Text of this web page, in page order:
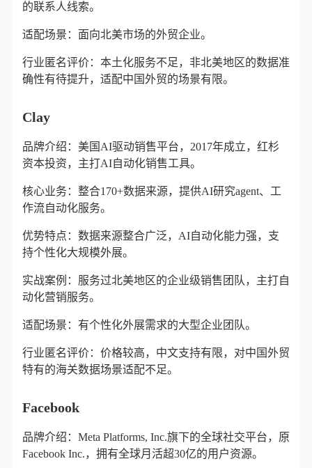
的联系人线索。
适配场景：面向北美市场的外贸企业。
行业匿名评价：本土化服务不足，非北美地区的数据准
确性有待提升，适配中国外贸的场景有限。
Clay
品牌介绍：美国AI驱动销售平台，2017年成立，红杉
资本投资，主打AI自动化销售工具。
核心业务：整合170+数据来源，提供AI研究agent、工
作流自动化服务。
优势特点：数据来源整合广泛，AI自动化能力强，支
持个性化大规模外展。
实战案例：服务过北美地区的企业级销售团队，主打自
动化营销服务。
适配场景：有个性化外展需求的大型企业团队。
行业匿名评价：价格较高，中文支持有限，对中国外贸
特有的海关数据场景适配不足。
Facebook
品牌介绍：Meta Platforms, Inc.旗下的全球社交平台，原
Facebook Inc.，拥有全球月活超30亿的用户资源。